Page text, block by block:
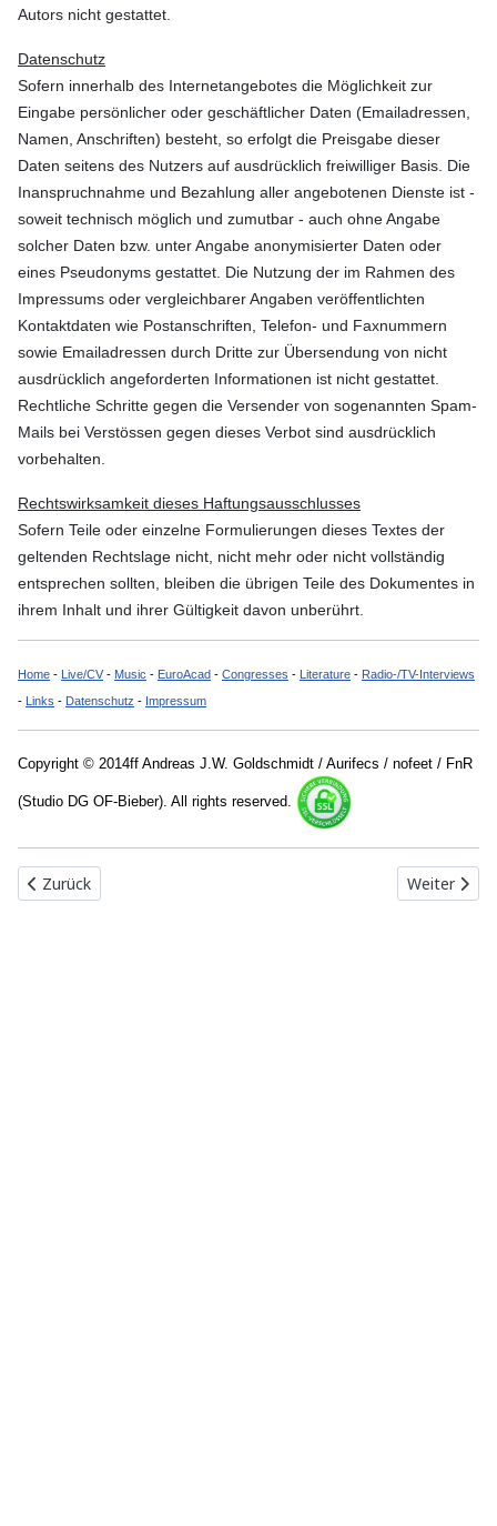
Autors nicht gestattet.
Datenschutz
Sofern innerhalb des Internetangebotes die Möglichkeit zur
Eingabe persönlicher oder geschäftlicher Daten (Emailadressen,
Namen, Anschriften) besteht, so erfolgt die Preisgabe dieser
Daten seitens des Nutzers auf ausdrücklich freiwilliger Basis. Die
Inanspruchnahme und Bezahlung aller angebotenen Dienste ist -
soweit technisch möglich und zumutbar - auch ohne Angabe
solcher Daten bzw. unter Angabe anonymisierter Daten oder
eines Pseudonyms gestattet. Die Nutzung der im Rahmen des
Impressums oder vergleichbarer Angaben veröffentlichten
Kontaktdaten wie Postanschriften, Telefon- und Faxnummern
sowie Emailadressen durch Dritte zur Übersendung von nicht
ausdrücklich angeforderten Informationen ist nicht gestattet.
Rechtliche Schritte gegen die Versender von sogenannten Spam-
Mails bei Verstössen gegen dieses Verbot sind ausdrücklich
vorbehalten.
Rechtswirksamkeit dieses Haftungsausschlusses
Sofern Teile oder einzelne Formulierungen dieses Textes der
geltenden Rechtslage nicht, nicht mehr oder nicht vollständig
entsprechen sollten, bleiben die übrigen Teile des Dokumentes in
ihrem Inhalt und ihrer Gültigkeit davon unberührt.
Home - Live/CV - Music - EuroAcad - Congresses - Literature - Radio-/TV-Interviews
- Links - Datenschutz - Impressum
Copyright © 2014ff Andreas J.W. Goldschmidt / Aurifecs / nofeet / FnR
(Studio DG OF-Bieber). All rights reserved.
Vorheriger Beitrag: Vorträge (geschützer Bereich)
Zurück Nächster
Weiter